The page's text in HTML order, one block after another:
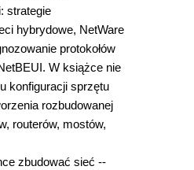
strategie
hybrydowe, NetWare
protokołów
W książce nie
konfiguracji sprzętu
rozbudowanej
routerów, mostów,
zbudować sieć --